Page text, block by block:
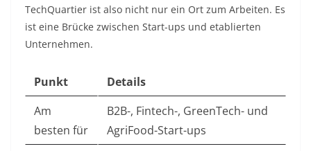
TechQuartier ist also nicht nur ein Ort zum Arbeiten. Es
ist eine Brücke zwischen Start-ups und etablierten
Unternehmen.
Punkt
Details
Am
besten für
B2B-, Fintech-, GreenTech- und
AgriFood-Start-ups